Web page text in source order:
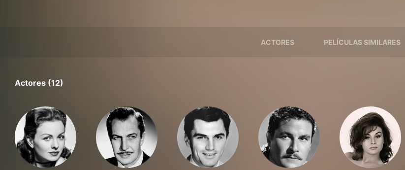
ACTORES PELÍCULAS SIMILARES
Actores (12)